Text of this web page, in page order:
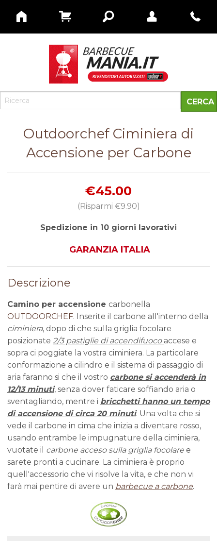
Outdoorchef Ciminiera di
Accensione per Carbone
€45.00
(Risparmi €9.90)
Spedizione in 10 giorni lavorativi
GARANZIA ITALIA
Descrizione
Camino per accensione carbonella
OUTDOORCHEF. Inserite il carbone all'interno della
ciminiera, dopo di che sulla griglia focolare
posizionate 2/3 pastiglie di accendifuocoaccese e
sopra ci poggiate la vostra ciminiera. La particolare
conformazione a cilindro e il sistema di passaggio di
aria faranno si che il vostro carbone si accenderà in
12/13 minuti, senza dover faticare soffiando aria o
sventagliando, mentre i bricchetti hanno un tempo
di accensione di circa 20 minuti. Una volta che si
vede il carbone in cima che inizia a diventare rosso,
usando entrambe le impugnature della ciminiera,
vuotate il carbone acceso sulla griglia focolare e
sarete pronti a cucinare. La ciminiera è proprio
quell'accessorio che vi risolve la vita, e che non vi
farà mai pentire di avere un barbecue a carbone.